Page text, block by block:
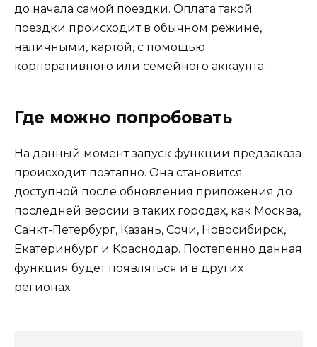
до начала самой поездки. Оплата такой
поездки происходит в обычном режиме,
наличными, картой, с помощью
корпоративного или семейного аккаунта.
Где можно попробовать
На данный момент запуск функции предзаказа
происходит поэтапно. Она становится
доступной после обновления приложения до
последней версии в таких городах, как Москва,
Санкт-Петербург, Казань, Сочи, Новосибирск,
Екатеринбург и Краснодар. Постепенно данная
функция будет появляться и в других
регионах.